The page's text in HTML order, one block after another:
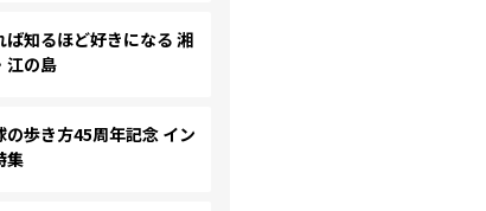
ば知るほど好きになる 湘
江の島
の歩き方45周年記念 イン
集